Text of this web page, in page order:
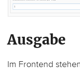
Ausgabe
Im Frontend